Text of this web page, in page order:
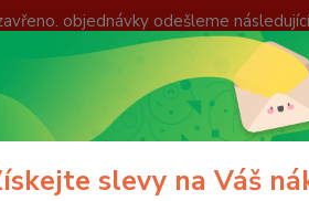
objednávky odešleme
Nevíte si
slevy na Váš